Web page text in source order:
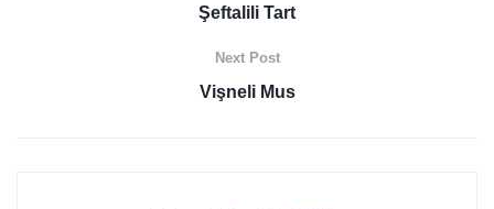
Şeftalili Tart
Next Post
Vişneli Mus